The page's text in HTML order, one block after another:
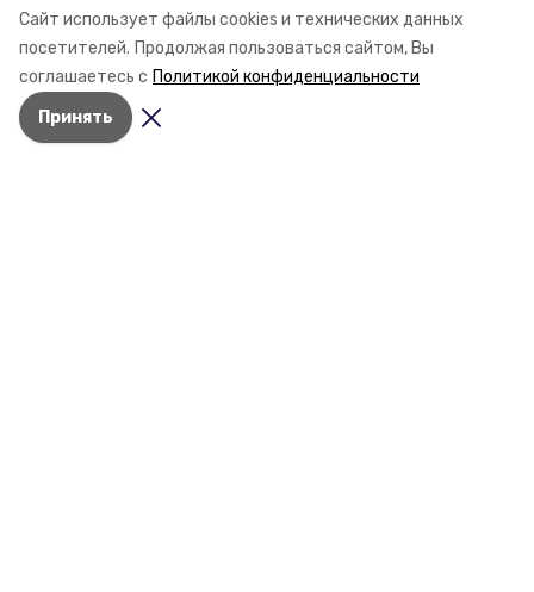
Сайт использует файлы cookies и технических данных
посетителей. Продолжая пользоваться сайтом, Вы
соглашаетесь с Политикой конфиденциальности
Принять